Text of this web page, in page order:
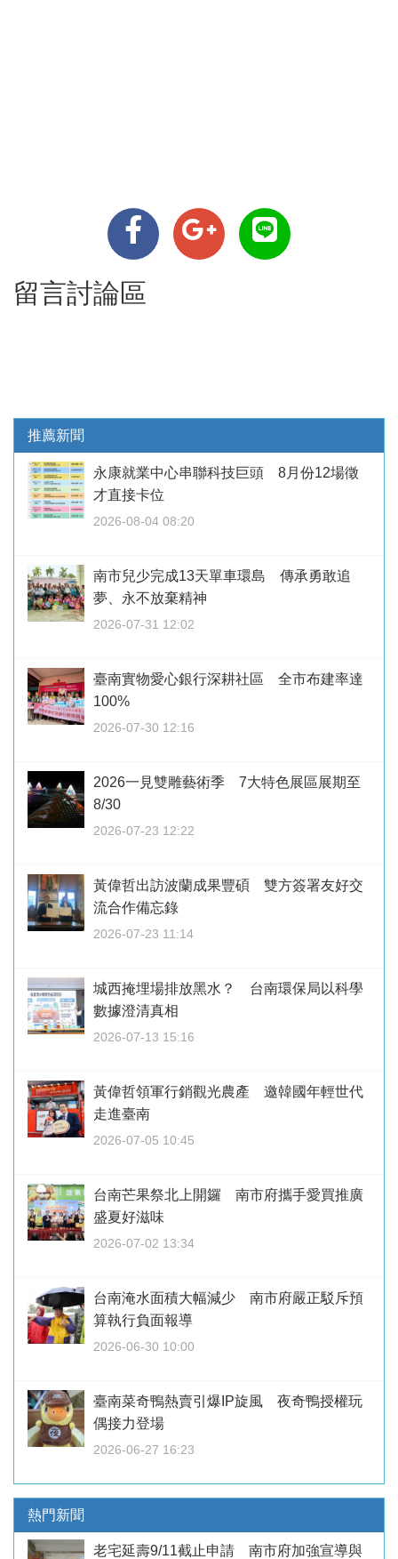
留言討論區
推薦新聞
永康就業中心串聯科技巨頭 8月份12場徵
才直接卡位
2026-08-04 08:20
南市兒少完成13天單車環島 傳承勇敢追
夢、永不放棄精神
2026-07-31 12:02
臺南實物愛心銀行深耕社區 全市布建率達
100%
2026-07-30 12:16
2026一見雙雕藝術季 7大特色展區展期至
8/30
2026-07-23 12:22
黃偉哲出訪波蘭成果豐碩 雙方簽署友好交
流合作備忘錄
2026-07-23 11:14
城西掩埋場排放黑水？ 台南環保局以科學
數據澄清真相
2026-07-13 15:16
黃偉哲領軍行銷觀光農產 邀韓國年輕世代
走進臺南
2026-07-05 10:45
台南芒果祭北上開鑼 南市府攜手愛買推廣
盛夏好滋味
2026-07-02 13:34
台南淹水面積大幅減少 南市府嚴正駁斥預
算執行負面報導
2026-06-30 10:00
臺南菜奇鴨熱賣引爆IP旋風 夜奇鴨授權玩
偶接力登場
2026-06-27 16:23
熱門新聞
老宅延壽9/11截止申請 南市府加強宣導與